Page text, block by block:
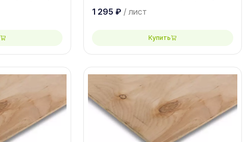
1 295 ₽ / лист
Купить